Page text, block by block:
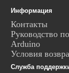
Информация
Контакты
Руководство
Arduino
Условия
Служба